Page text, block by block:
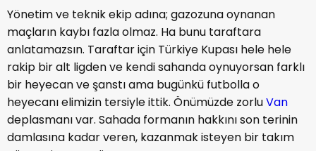
Yönetim ve teknik ekip adına; gazozuna oynanan
maçların kaybı fazla olmaz. Ha bunu taraftara
anlatamazsın. Taraftar için Türkiye Kupası hele hele
rakip bir alt ligden ve kendi sahanda oynuyorsan farklı
bir heyecan ve şanstı ama bugünkü futbolla o
heyecanı elimizin tersiyle ittik. Önümüzde zorluVan
deplasmanı var. Sahada formanın hakkını son terinin
damlasına kadar veren, kazanmak isteyen bir takım